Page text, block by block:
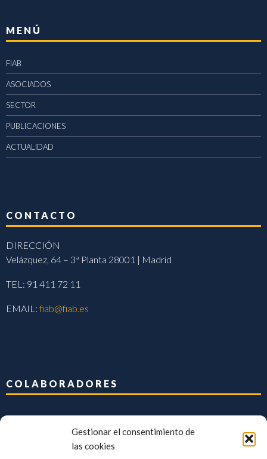
Gestionar el consentimiento de
las cookies
MENÚ
FIAB
ASOCIADOS
SECTOR
PUBLICACIONES
ACTUALIDAD
CONTACTO
DIRECCIÓN
Velázquez, 64 – 3ª Planta 28001 | Madrid
TEL: 91 411 72 11
EMAIL:fiab@fiab.es
COLABORADORES